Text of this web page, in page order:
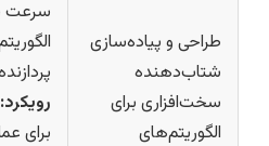
طراحی و پیاده‌سازی
شتاب‌دهنده
سخت‌افزاری برای
الگوریتم‌های
سرعت
رویکرد:
برای